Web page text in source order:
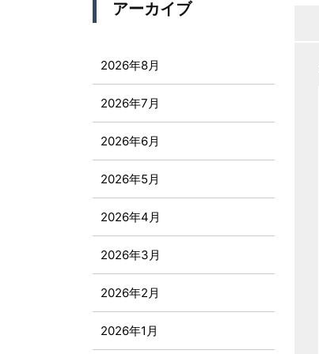
アーカイブ
2026年8月
2026年7月
2026年6月
2026年5月
2026年4月
2026年3月
2026年2月
2026年1月